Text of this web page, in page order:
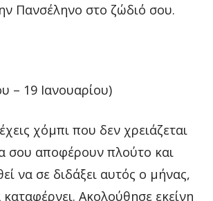
Πανσέληνο στο ζώδιό σου.
– 19 Ιανουαρίου)
χόμπι που δεν χρειάζεται
σου αποφέρουν πλούτο και
να σε διδάξει αυτός ο μήνας,
Ακολούθησε εκείνη